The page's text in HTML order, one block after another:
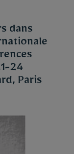
dans
24
Paris